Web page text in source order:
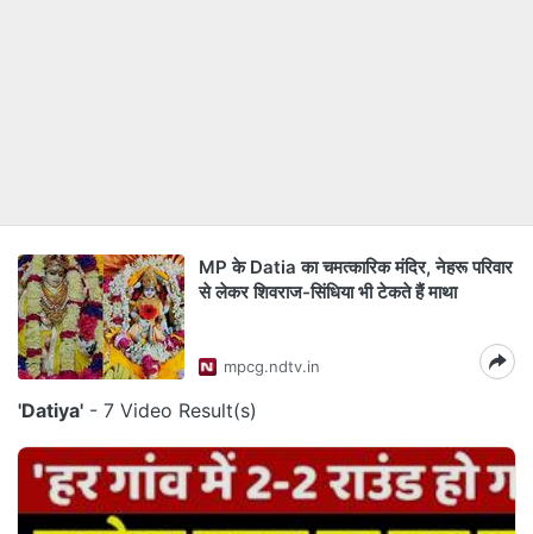
MP के Datia का चमत्कारिक मंदिर, नेहरू परिवार
से लेकर शिवराज-सिंधिया भी टेकते हैं माथा
mpcg.ndtv.in
'Datiya' - 7 Video Result(s)